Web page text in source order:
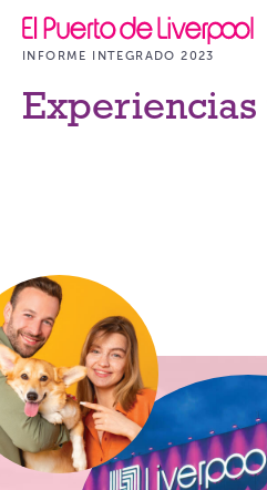
INFORME INTEGRADO 2023
Experiencias